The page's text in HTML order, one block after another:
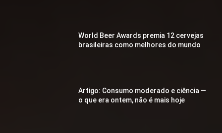
World Beer Awards premia 12 cervejas
brasileiras como melhores do mundo
Artigo: Consumo moderado e ciência —
o que era ontem, não é mais hoje